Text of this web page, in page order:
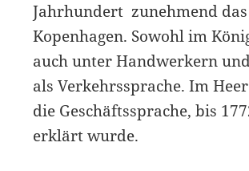
Jahrhundert zunehmend
Kopenhagen. Sowohl im
auch unter Handwerkern
als Verkehrssprache. Im
die Geschäftssprache, bis
erklärt wurde.